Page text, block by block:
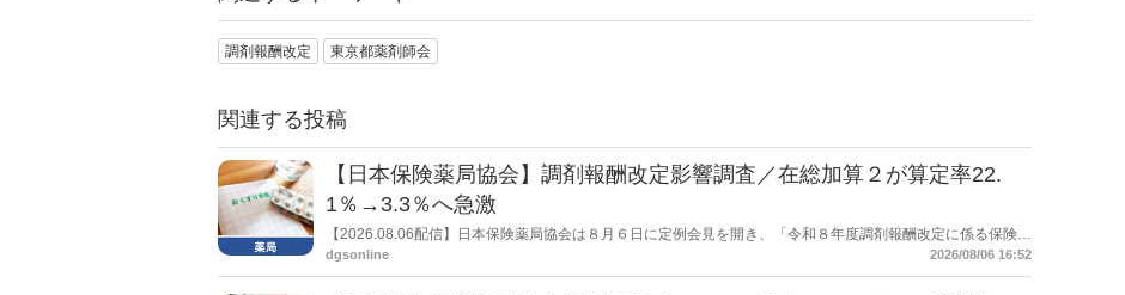
調剤報酬改定 東京都薬剤師会
関連する投稿
【日本保険薬局協会】調剤報酬改定影響調査／在総加算２が算定率22.
1％→3.3％へ急激
【2026.08.06配信】日本保険薬局協会は８月６日に定例会見を開き、「令和８年度調剤報酬改定に係る保険薬
局への影響」の調査結果を公表した。在宅分野では、在宅薬学総合体制加算2の算定率が22.1％から3.3％へ大
dgsonline 2026/08/06 16:52